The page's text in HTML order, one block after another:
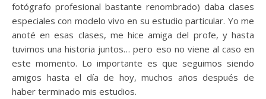
fotógrafo profesional bastante renombrado) daba clases
especiales con modelo vivo en su estudio particular. Yo me
anoté en esas clases, me hice amiga del profe, y hasta
tuvimos una historia juntos… pero eso no viene al caso en
este momento. Lo importante es que seguimos siendo
amigos hasta el día de hoy, muchos años después de
haber terminado mis estudios.